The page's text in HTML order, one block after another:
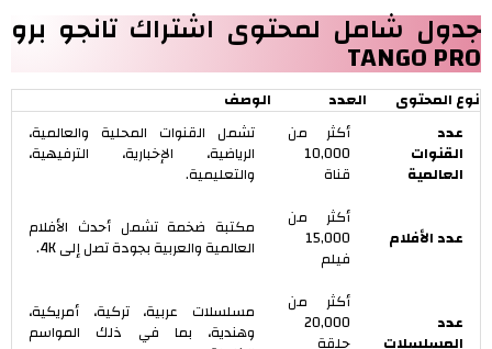
جدول شامل لمحتوى اشتراك تانجو برو
TANGO PRO
نوع المحتوى العدد
الوصف
عدد
القنوات
العالمية
أكثر من
10,000
قناة
تشمل القنوات المحلية والعالمية،
الرياضية، الإخبارية، الترفيهية،
والتعليمية.
عدد الأفلام
أكثر من
15,000
فيلم
مكتبة ضخمة تشمل أحدث الأفلام
العالمية والعربية بجودة تصل إلى 4K.
عدد
المسلسلات
أكثر من
20,000
حلقة
مسلسلات عربية، تركية، أمريكية،
وهندية، بما في ذلك المواسم